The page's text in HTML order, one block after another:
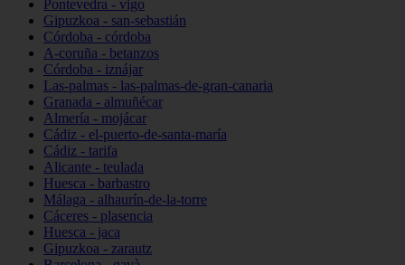
Pontevedra - vigo
Gipuzkoa - san-sebastián
Córdoba - córdoba
A-coruña - betanzos
Córdoba - iznájar
Las-palmas - las-palmas-de-gran-canaria
Granada - almuñécar
Almería - mojácar
Cádiz - el-puerto-de-santa-maría
Cádiz - tarifa
Alicante - teulada
Huesca - barbastro
Málaga - alhaurín-de-la-torre
Cáceres - plasencia
Huesca - jaca
Gipuzkoa - zarautz